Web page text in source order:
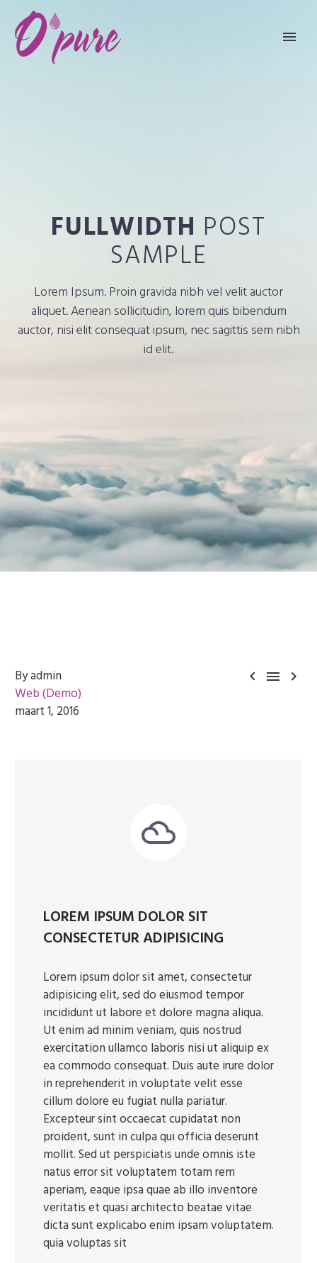
FULLWIDTH POST
SAMPLE
Lorem Ipsum. Proin gravida nibh vel velit auctor
aliquet. Aenean sollicitudin, lorem quis bibendum
auctor, nisi elit consequat ipsum, nec sagittis sem nibh
id elit.
  
By admin
Web (Demo)
maart 1, 2016


LOREM IPSUM DOLOR SIT
CONSECTETUR ADIPISICING
Lorem ipsum dolor sit amet, consectetur
adipisicing elit, sed do eiusmod tempor
incididunt ut labore et dolore magna aliqua.
Ut enim ad minim veniam, quis nostrud
exercitation ullamco laboris nisi ut aliquip ex
ea commodo consequat. Duis aute irure dolor
in reprehenderit in voluptate velit esse
cillum dolore eu fugiat nulla pariatur.
Excepteur sint occaecat cupidatat non
proident, sunt in culpa qui officia deserunt
mollit. Sed ut perspiciatis unde omnis iste
natus error sit voluptatem totam rem
aperiam, eaque ipsa quae ab illo inventore
veritatis et quasi architecto beatae vitae
dicta sunt explicabo enim ipsam voluptatem.
quia voluptas sit